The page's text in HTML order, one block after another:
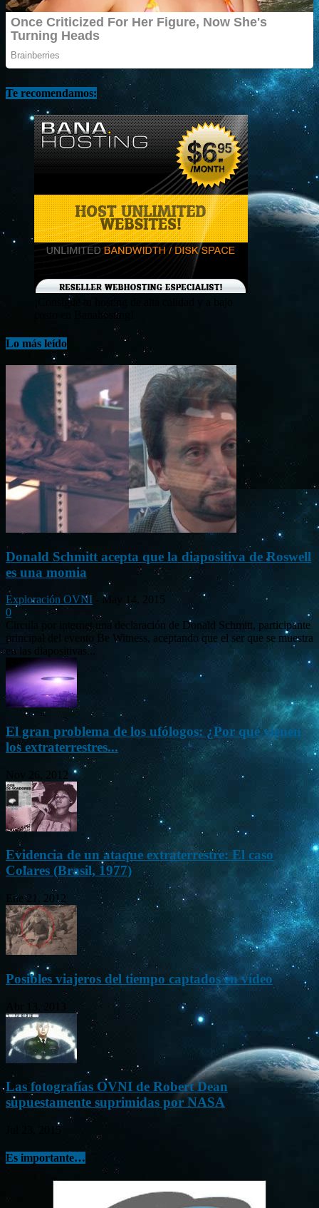
Te recomendamos:
¡Consigue tu hosting de alta calidad y a bajo
costo en Banahosting!
Lo más leído
Donald Schmitt acepta que la diapositiva de Roswell
es una momia
Exploración OVNI
May 14, 2015
0
Circula por internet una declaración de Donald Schmitt, participante
principal del evento Be Witness, aceptando que el ser que se muestra
en las diapositivas...
El gran problema de los ufólogos: ¿Por qué vienen
los extraterrestres...
Nov 26, 2012
Evidencia de un ataque extraterrestre: El caso
Colares (Brasil, 1977)
Ene 21, 2012
Posibles viajeros del tiempo captados en vídeo
Las fotografías OVNI de Robert Dean
supuestamente suprimidas por NASA
Jul 23, 2015
Es importante…